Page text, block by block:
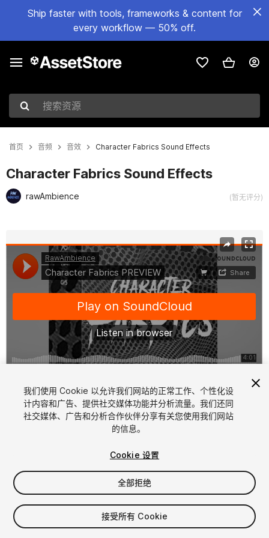
Ship faster with tools, frameworks & content for
every workflow — 50% off.
搜索资源
首页 音频 音效 Character Fabrics Sound Effects
Character Fabrics Sound Effects
rawAmbience (暂无评分)
1/2
$12.99
增值税将在结算时计算
我们使用 Cookie 以允许我们网站的正常工作、个性化设
计内容和广告、提供社交媒体功能并分析流量。我们还同
社交媒体、广告和分析合作伙伴分享有关您使用我们网站
的信息。
Cookie 设置
全部拒绝
接受所有 Cookie